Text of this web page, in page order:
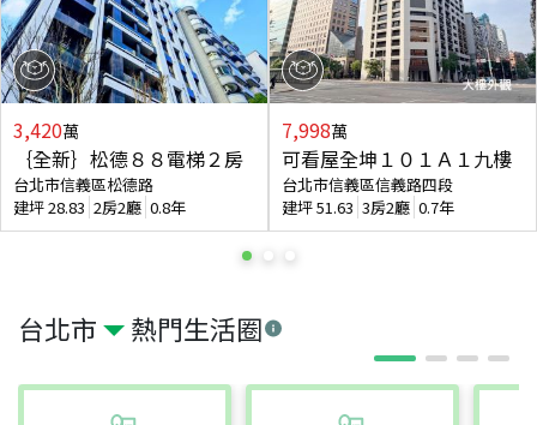
台北市 熱門生活圈
3,420萬
｛全新｝松德８８電梯２房
台北市信義區松德路
建坪28.83 2房2廳 0.8年
7,998萬
可看屋全坤１０１Ａ１九樓
台北市信義區信義路四段
建坪51.63 3房2廳 0.7年